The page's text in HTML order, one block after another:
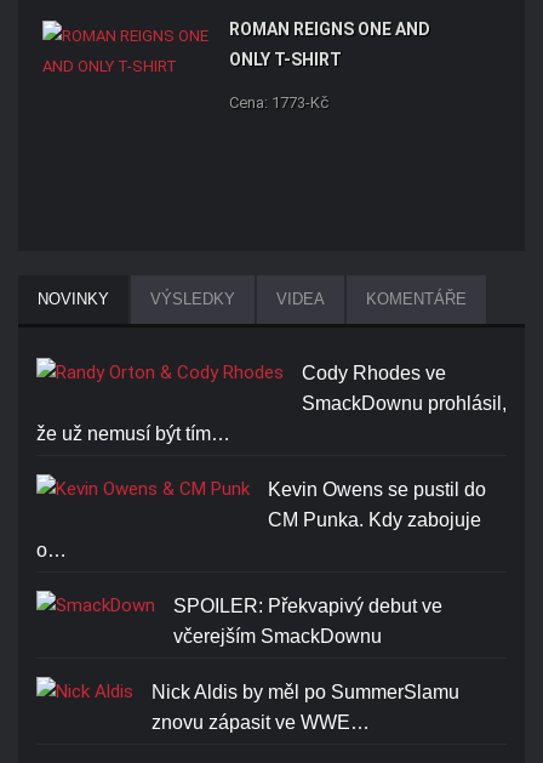
ROMAN REIGNS ONE AND
ONLY T-SHIRT
Cena: 1773-Kč
NOVINKY VÝSLEDKY VIDEA KOMENTÁŘE
Cody Rhodes ve
SmackDownu prohlásil,
že už nemusí být tím…
Kevin Owens se pustil do
CM Punka. Kdy zabojuje
o…
SPOILER: Překvapivý debut ve
včerejším SmackDownu
Nick Aldis by měl po SummerSlamu
znovu zápasit ve WWE…